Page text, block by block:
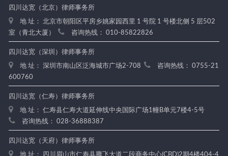
四川达宽（北京）律师事务所
地 址： 北京市朝阳区平房乡姚家园西里 1 号院 1 号楼北侧 5 层502
室（青北大厦）
咨询热线： 010-85822826
四川达宽（深圳）律师事务所
地 址： 深圳市南山区泛海城市广场2-708
咨询热线： 0755-21
600760
四川达宽（仁寿）律师事务所
地 址： 仁寿县仁寿大道延伸线中央国际广场1幢B单元7楼4-5号
咨询热线： 028-36888387
四川达宽（天府）律师事务所